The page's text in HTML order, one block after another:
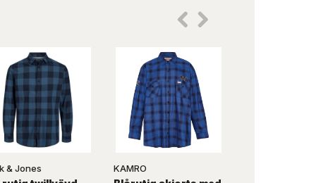
& Jones KAMRO